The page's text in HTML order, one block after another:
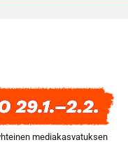
mediakasvatuksen